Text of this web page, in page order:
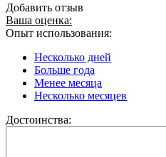
Добавить отзыв
Ваша оценка:
Опыт использования:
Несколько дней
Больше года
Менее месяца
Несколько месяцев
Достоинства: